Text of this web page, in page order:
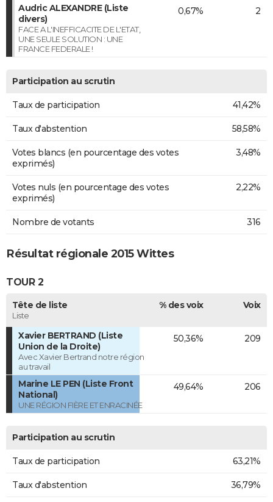
Audric ALEXANDRE (Liste
divers)
FACE A L'INEFFICACITE DE L'ETAT,
UNE SEULE SOLUTION : UNE
FRANCE FEDERALE !
0,67% 2
Participation au scrutin
Taux de participation 41,42%
Taux d'abstention 58,58%
Votes blancs (en pourcentage des votes
exprimés)
3,48%
Votes nuls (en pourcentage des votes
exprimés)
2,22%
Nombre de votants 316
Résultat régionale 2015 Wittes
TOUR 2
Tête de liste
Liste
% des voix Voix
Xavier BERTRAND (Liste
Union de la Droite)
Avec Xavier Bertrand notre région
au travail
50,36% 209
Marine LE PEN (Liste Front
National)
UNE RÉGION FIÈRE ET ENRACINÉE
49,64% 206
Participation au scrutin
Taux de participation 63,21%
Taux d'abstention 36,79%